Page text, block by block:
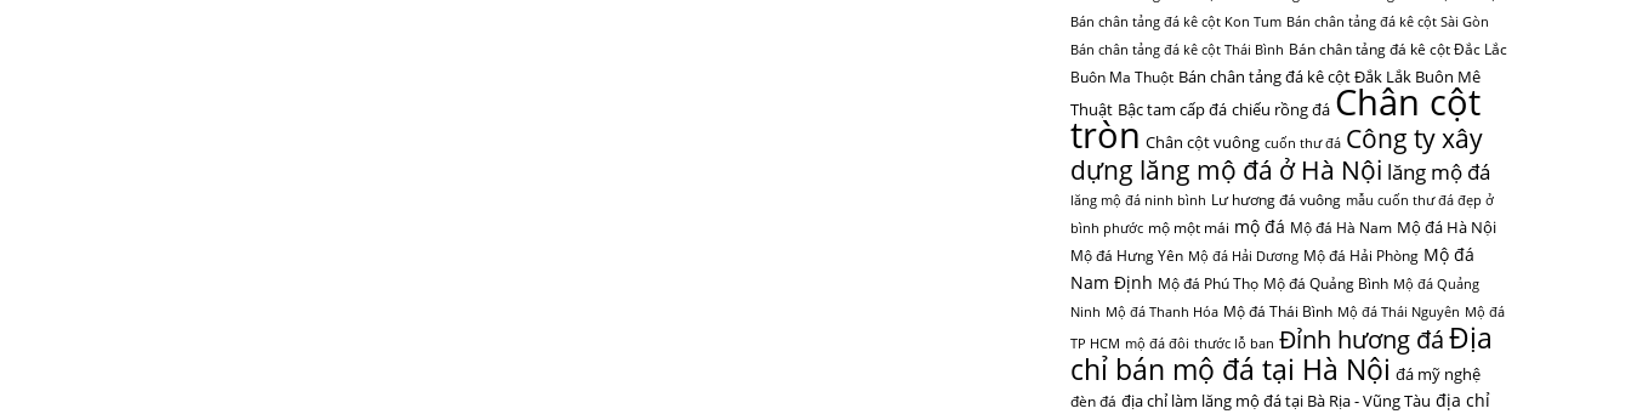
Bán chân tảng đá kê cột Kon Tum Bán chân tảng đá kê cột Sài Gòn
Bán chân tảng đá kê cột Thái Bình Bán chân tảng đá kê cột Đắc Lắc
Buôn Ma Thuột Bán chân tảng đá kê cột Đắk Lắk Buôn Mê
Thuật Bậc tam cấp đá chiếu rồng đá Chân cột
tròn Chân cột vuông cuốn thư đá Công ty xây
dựng lăng mộ đá ở Hà Nội lăng mộ đá
lăng mộ đá ninh bình Lư hương đá vuông mẫu cuốn thư đá đẹp ở
bình phước mộ một mái mộ đá Mộ đá Hà Nam Mộ đá Hà Nội
Mộ đá Hưng Yên Mộ đá Hải Dương Mộ đá Hải Phòng Mộ đá
Nam Định Mộ đá Phú Thọ Mộ đá Quảng Bình Mộ đá Quảng
Ninh Mộ đá Thanh Hóa Mộ đá Thái Bình Mộ đá Thái Nguyên Mộ đá
TP HCM mộ đá đôi thước lỗ ban Đỉnh hương đáĐịa
chỉ bán mộ đá tại Hà Nội đá mỹ nghệ
đèn đá địa chỉ làm lăng mộ đá tại Bà Rịa - Vũng Tàu địa chỉ